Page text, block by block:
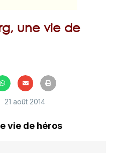
une vie de
21 août 2014
vie de héros